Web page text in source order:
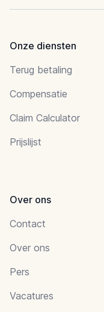
Onze diensten
Terug betaling
Compensatie
Claim Calculator
Prijslijst
Over ons
Contact
Over ons
Pers
Vacatures